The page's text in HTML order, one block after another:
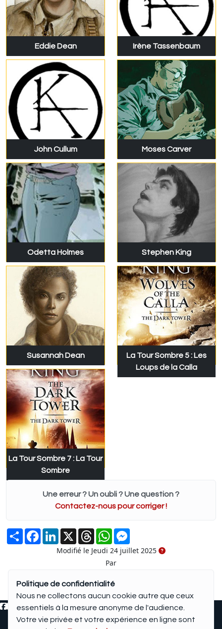
Eddie Dean Irène Tassenbaum
John Cullum Moses Carver
Odetta Holmes Stephen King
Susannah Dean
La Tour Sombre 5 : Les
Loups de la Calla
La Tour Sombre 7 : La Tour
Sombre
Une erreur ? Un oubli ? Une question ?
Contactez-nous pour corriger !
PartagerFacebook
LinkedIn
X ThreadsWhatsApp
Modifié le Jeudi 24 juillet 2025
Par
©2006-2026 Création de site pour Edition, Livre avec
Politique de confidentialité
Nous ne collectons aucun cookie autre que ceux
essentiels à la mesure anonyme de l'audience.
Votre vie privée et votre expérience en ligne sont